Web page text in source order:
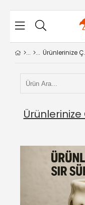
Ürünlerinize Çok
Ürünlerinize